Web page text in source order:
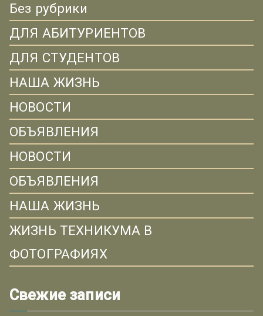
Без рубрики
ДЛЯ АБИТУРИЕНТОВ
ДЛЯ СТУДЕНТОВ
НАША ЖИЗНЬ
НОВОСТИ
ОБЪЯВЛЕНИЯ
НОВОСТИ
ОБЪЯВЛЕНИЯ
НАША ЖИЗНЬ
ЖИЗНЬ ТЕХНИКУМА В
ФОТОГРАФИЯХ
Свежие записи